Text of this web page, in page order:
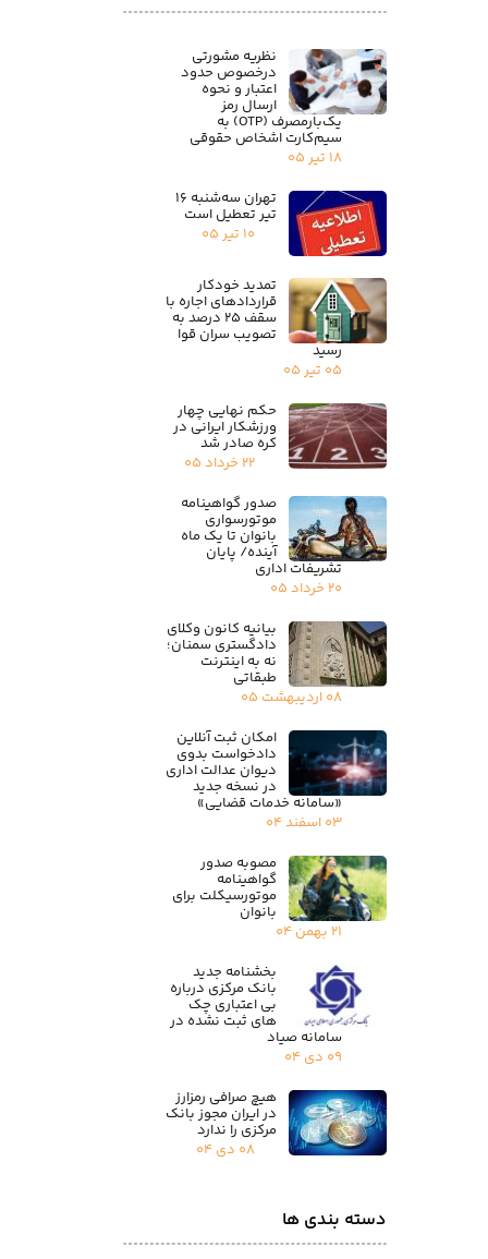
دسته بندی ها
نظریه مشورتی
درخصوص حدود
اعتبار و نحوه
ارسال رمز
یک‌بارمصرف (OTP) به
سیم‌کارت اشخاص حقوقی
۱۸ تیر ۰۵
تهران سه‌شنبه ۱۶
تیر تعطیل است
۱۰ تیر ۰۵
تمدید خودکار
قراردادهای اجاره با
سقف ۲۵ درصد به
تصویب سران قوا
رسید
۰۵ تیر ۰۵
حکم نهایی چهار
ورزشکار ایرانی در
کره صادر شد
۲۲ خرداد ۰۵
صدور گواهینامه
موتورسواری
بانوان تا یک ماه
آینده/ پایان
تشریفات اداری
۲۰ خرداد ۰۵
بیانیه کانون وکلای
دادگستری سمنان؛
نه به اینترنت
طبقاتی
۰۸ اردیبهشت ۰۵
امکان ثبت آنلاین
دادخواست بدوی
دیوان عدالت اداری
در نسخه جدید
«سامانه خدمات قضایی»
۰۳ اسفند ۰۴
مصوبه صدور
گواهینامه
موتورسیکلت برای
بانوان
۲۱ بهمن ۰۴
بخشنامه جدید
بانک مرکزی درباره
بی اعتباری چک
های ثبت نشده در
سامانه صیاد
۰۹ دی ۰۴
هیچ صرافی رمزارز
در ایران مجوز بانک
مرکزی را ندارد
۰۸ دی ۰۴